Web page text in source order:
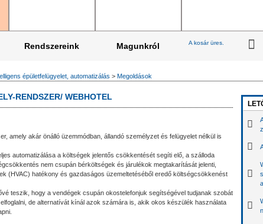
Rendszereink Magunkról A kosár üres.
épületfelügyelet, automatizálás > Megoldások
RENDSZER/ WEBHOTEL
amely akár önálló üzemmódban, állandó személyzet és felügyelet nélkül is
automatizálása a költségek jelentős csökkentését segíti elő, a szálloda
nem csupán bérköltségek és járulékok megtakarítását jelenti,
(HVAC) hatékony és gazdaságos üzemeltetéséből eredő költségcsökkenést
teszik, hogy a vendégek csupán okostelefonjuk segítségével tudjanak szobát
de alternatívát kínál azok számára is, akik okos készülék használata
a